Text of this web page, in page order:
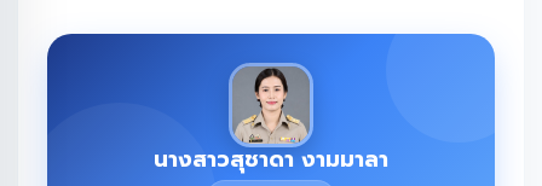
นางสาวสุชาดา งามมาลา